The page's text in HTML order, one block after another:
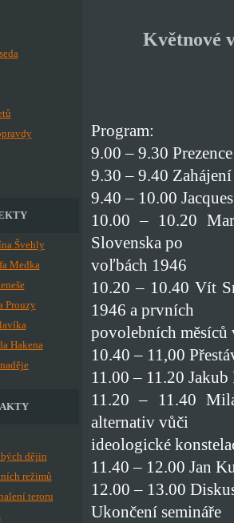
Švehly
Medka
Prouzy
Hakena
dějin
režimů
teroru
Květnové
Program:
9.00 – 9.30 Prezence
9.30 – 9.40 Zahájení
9.40 – 10.00
10.00 – 10.20
Slovenska po
voľbách 1946
10.20 – 10.40 Vít
1946 a prvních
povolebních měsíců
10.40 – 11,00
11.00 – 11.20
11.20 – 11.40
alternativ vůči
ideologické
11.40 – 12.00 Jan
12.00 – 13.00
Ukončení semináře